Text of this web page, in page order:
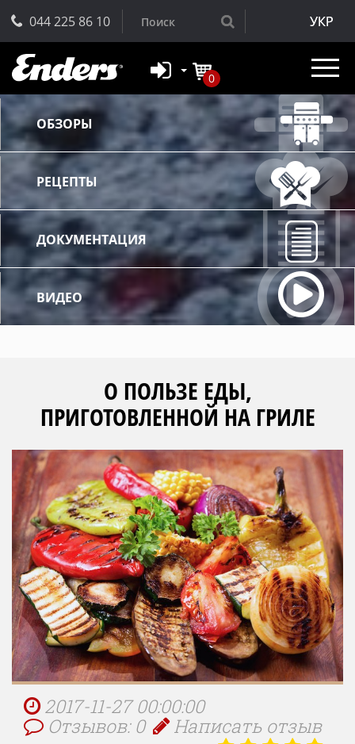
044 225 86 10 УКР
0
ОБЗОРЫ
РЕЦЕПТЫ
ДОКУМЕНТАЦИЯ
ВИДЕО
О ПОЛЬЗЕ ЕДЫ,
ПРИГОТОВЛЕННОЙ НА ГРИЛЕ
2017-11-27 00:00:00
Отзывов: 0
Написать отзыв